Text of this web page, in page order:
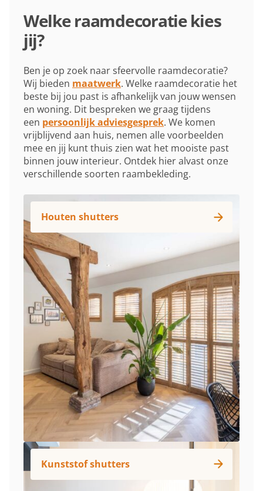
Welke raamdecoratie kies
jij?
Ben je op zoek naar sfeervolle raamdecoratie?
Wij bieden maatwerk. Welke raamdecoratie het
beste bij jou past is afhankelijk van jouw wensen
en woning. Dit bespreken we graag tijdens
een persoonlijk adviesgesprek. We komen
vrijblijvend aan huis, nemen alle voorbeelden
mee en jij kunt thuis zien wat het mooiste past
binnen jouw interieur. Ontdek hier alvast onze
verschillende soorten raambekleding.
Houten shutters
Kunststof shutters